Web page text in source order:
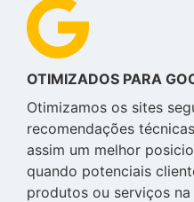
OTIMIZADOS PARA
Otimizamos os sites
recomendações
assim um melhor
quando potenciais
produtos ou serviços na